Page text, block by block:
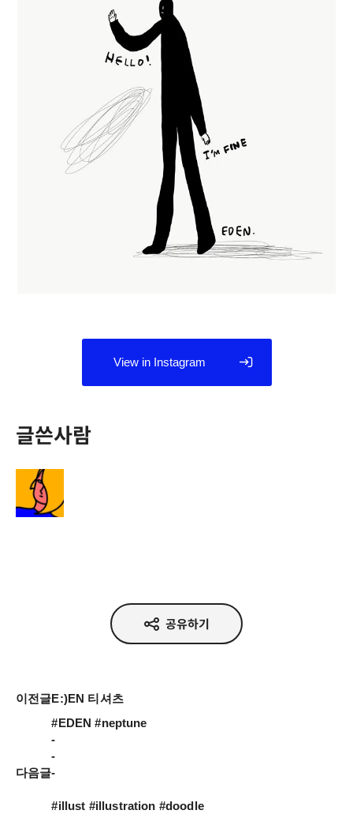
View in Instagram
글쓴사람
정다운
공유하기
이전글E:)EN 티셔츠
다음글
#EDEN #neptune
-
-
-
#illust #illustration #doodle